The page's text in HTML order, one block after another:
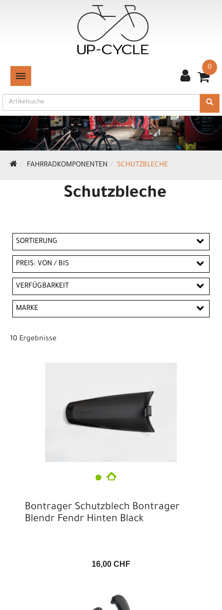
TOGGLE NAVIGATION
0
FAHRRADKOMPONENTEN SCHUTZBLECHE
Schutzbleche
SORTIERUNG
PREIS: VON / BIS
CHF
VERFÜGBARKEIT
MARKE
10 Ergebnisse
Bontrager Schutzblech Bontrager
Blendr Fendr Hinten Black
16,00 CHF